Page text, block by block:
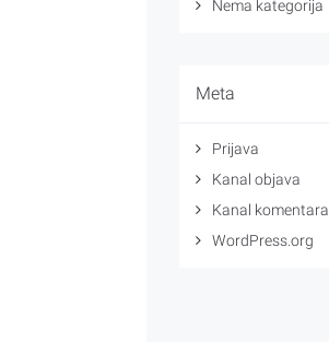
Nema kategorija
Meta
Prijava
Kanal objava
Kanal komentara
WordPress.org